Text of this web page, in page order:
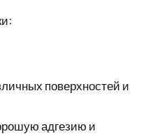
поверхностей и
адгезию и